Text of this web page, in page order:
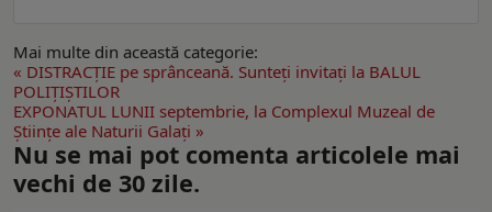
Mai multe din această categorie:
« DISTRACȚIE pe sprânceană. Sunteţi invitaţi la BALUL
POLIȚIȘTILOR
EXPONATUL LUNII septembrie, la Complexul Muzeal de
Ştiinţe ale Naturii Galați »
Nu se mai pot comenta articolele mai
vechi de 30 zile.